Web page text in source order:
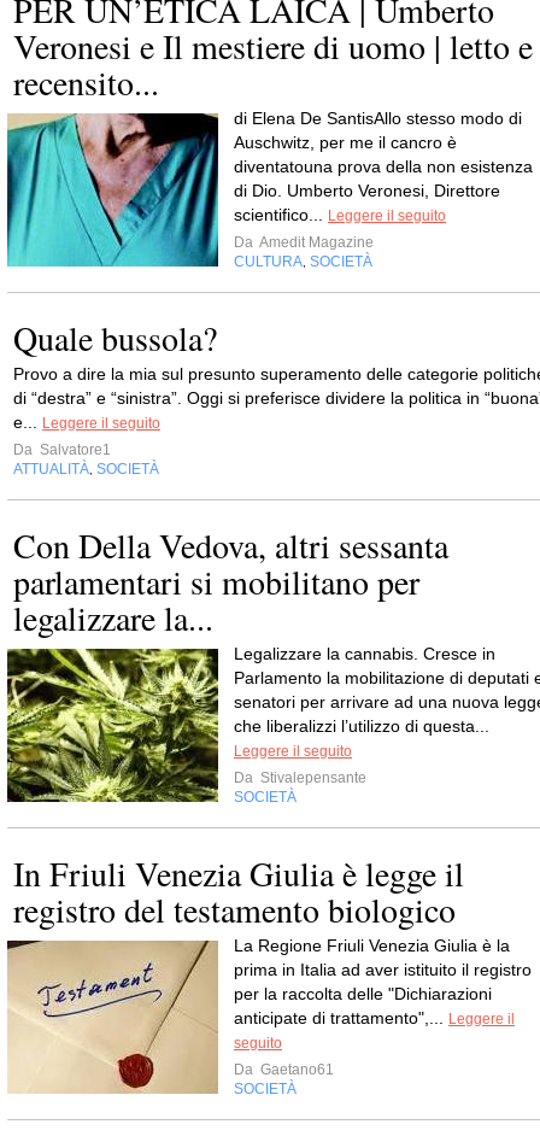
PER UN’ETICA LAICA | Umberto
Veronesi e Il mestiere di uomo | letto e
recensito...
di Elena De SantisAllo stesso modo di
Auschwitz, per me il cancro è
diventatouna prova della non esistenza
di Dio. Umberto Veronesi, Direttore
scientifico...
Leggere il seguito
Da Amedit Magazine
CULTURA SOCIETÀ
Quale bussola?
Provo a dire la mia sul presunto superamento delle categorie
di “destra” e “sinistra”. Oggi si preferisce dividere la politica in
e...
Leggere il seguito
Da Salvatore1
ATTUALITÀ SOCIETÀ
Con Della Vedova, altri sessanta
parlamentari si mobilitano per
legalizzare la...
Legalizzare la cannabis. Cresce in
Parlamento la mobilitazione di deputati
senatori per arrivare ad una nuova
che liberalizzi l’utilizzo di questa...
Leggere il seguito
Da Stivalepensante
SOCIETÀ
In Friuli Venezia Giulia è legge il
registro del testamento biologico
La Regione Friuli Venezia Giulia è la
prima in Italia ad aver istituito il registro
per la raccolta delle "Dichiarazioni
anticipate di trattamento",...
Leggere il
seguito
Da Gaetano61
SOCIETÀ